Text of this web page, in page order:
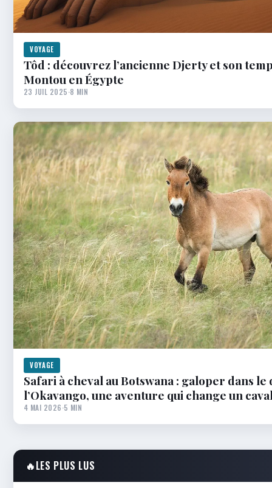
VOYAGE
Tôd : découvrez l’ancienne Djerty et son
Montou en Égypte
23 JUIL 2025·8 MIN
VOYAGE
Safari à cheval au Botswana : galoper dans le
l’Okavango, une aventure qui change un
4 MAI 2026·5 MIN
🔥LES PLUS LUS